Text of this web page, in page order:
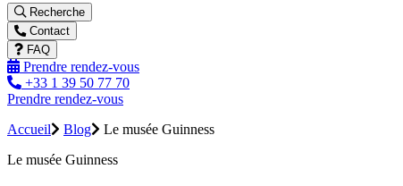
Recherche
Contact
FAQ
Prendre rendez-vous
+33 1 39 50 77 70
Prendre rendez-vous
Accueil
Blog
Le musée Guinness
Le musée Guinness